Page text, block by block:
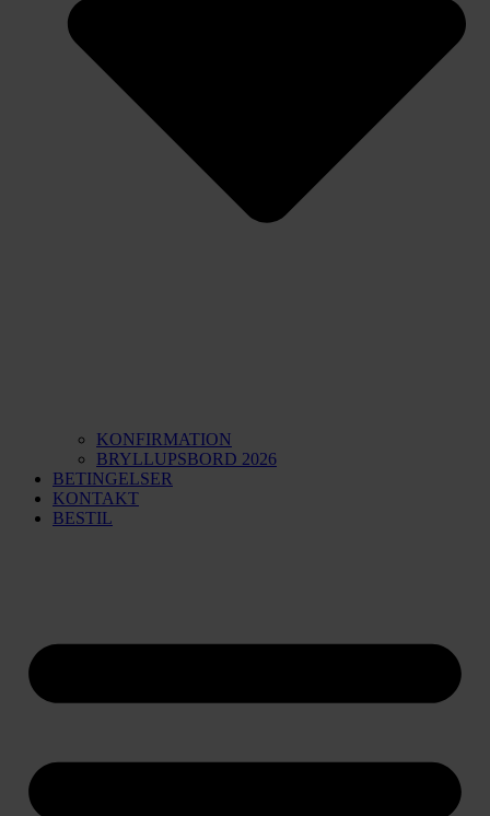
KONFIRMATION
BRYLLUPSBORD 2026
BETINGELSER
KONTAKT
BESTIL